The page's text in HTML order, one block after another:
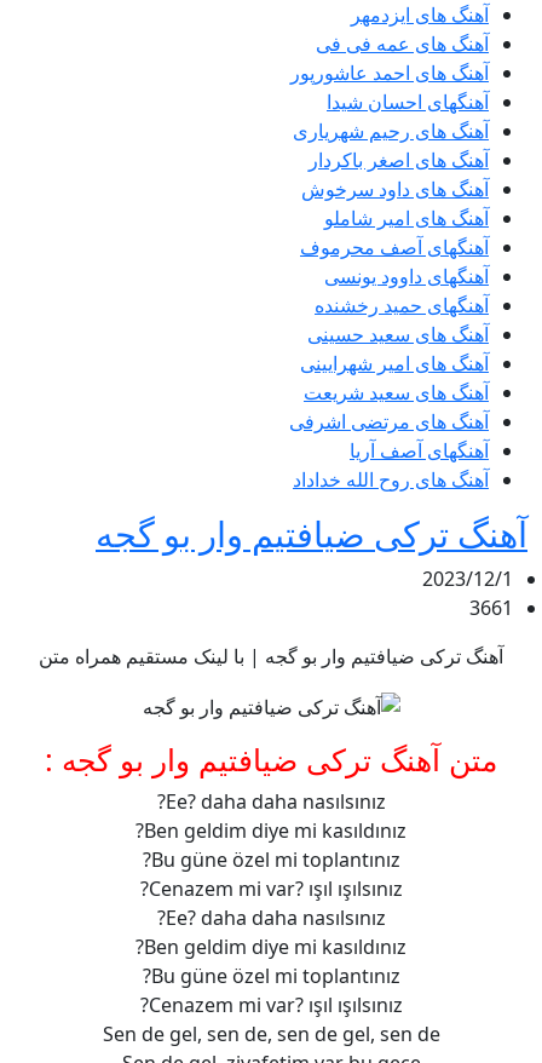
آهنگ های ایزدمهر
آهنگ های عمه فی فی
آهنگ های احمد عاشورپور
آهنگهای احسان شیدا
آهنگ های رحیم شهریاری
آهنگ های اصغر باکردار
آهنگ های داود سرخوش
آهنگ های امیر شاملو
آهنگهای آصف محرموف
آهنگهای داوود یونسی
آهنگهای حمید رخشنده
آهنگ های سعید حسینی
آهنگ های امیر شهرایینی
آهنگ های سعید شریعت
آهنگ های مرتضی اشرفی
آهنگهای آصف آریا
آهنگ های روح الله خداداد
آهنگ ترکی ضیافتیم وار بو گجه
2023/12/1
3661
آهنگ ترکی ضیافتیم وار بو گجه | با لینک مستقیم همراه متن
متن آهنگ ترکی ضیافتیم وار بو گجه :
Ee? daha daha nasılsınız?
Ben geldim diye mi kasıldınız?
Bu güne özel mi toplantınız?
Cenazem mi var? ışıl ışılsınız?
Ee? daha daha nasılsınız?
Ben geldim diye mi kasıldınız?
Bu güne özel mi toplantınız?
Cenazem mi var? ışıl ışılsınız?
Sen de gel, sen de, sen de gel, sen de